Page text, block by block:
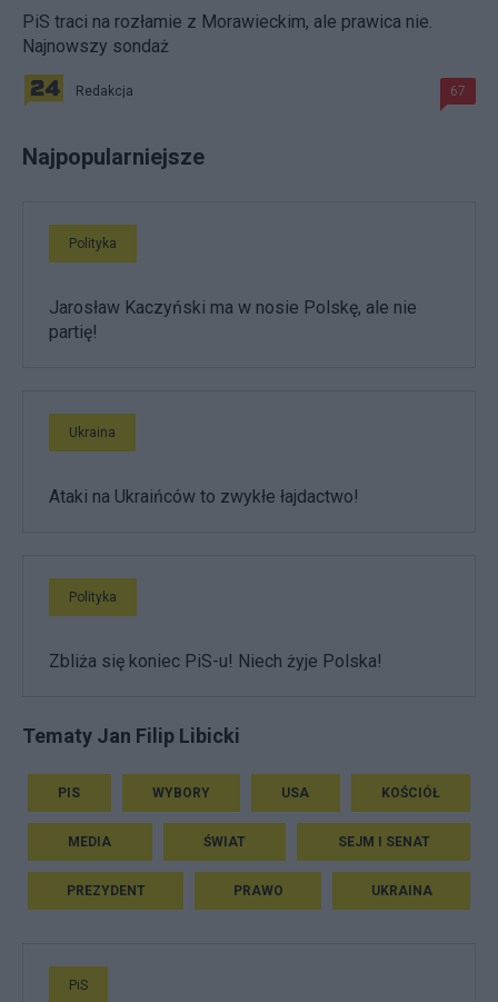
PiS traci na rozłamie z Morawieckim, ale prawica nie.
Najnowszy sondaż
Redakcja 67
Najpopularniejsze
Polityka
Jarosław Kaczyński ma w nosie Polskę, ale nie
partię!
Ukraina
Ataki na Ukraińców to zwykłe łajdactwo!
Polityka
Zbliża się koniec PiS-u! Niech żyje Polska!
Tematy Jan Filip Libicki
PIS WYBORY USA KOŚCIÓŁ
MEDIA ŚWIAT SEJM I SENAT
PREZYDENT PRAWO UKRAINA
PiS